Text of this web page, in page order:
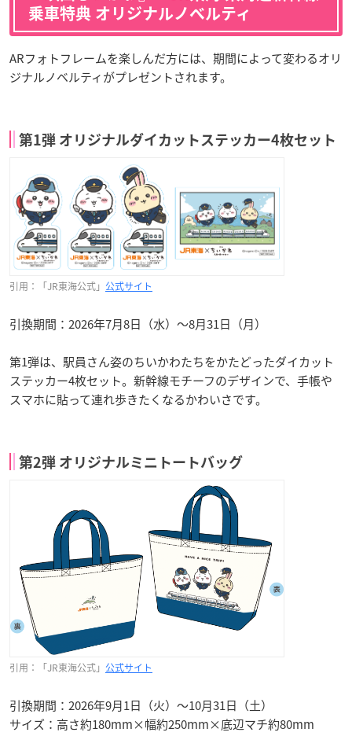
乗車特典 オリジナルノベルティ
ARフォトフレームを楽しんだ方には、期間によって変わるオリ
ジナルノベルティがプレゼントされます。
第1弾 オリジナルダイカットステッカー4枚セット
引用：「JR東海公式」 公式サイト
引換期間：2026年7月8日（水）〜8月31日（月）
第1弾は、駅員さん姿のちいかわたちをかたどったダイカット
ステッカー4枚セット。新幹線モチーフのデザインで、手帳や
スマホに貼って連れ歩きたくなるかわいさです。
第2弾 オリジナルミニトートバッグ
引用：「JR東海公式」 公式サイト
引換期間：2026年9月1日（火）〜10月31日（土）
サイズ：高さ約180mm×幅約250mm×底辺マチ約80mm